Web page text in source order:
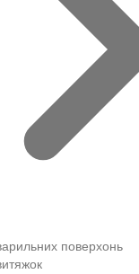
поверхонь